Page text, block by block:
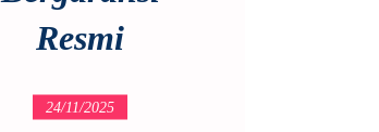
Resmi
24/11/2025